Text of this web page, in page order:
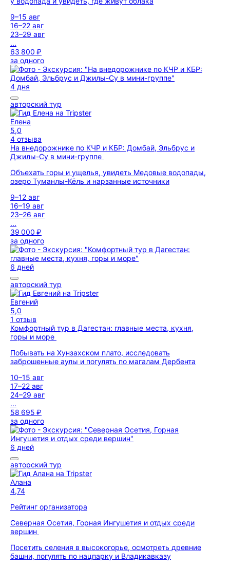
9–15 авг
16–22 авг
23–29 авг
...
63 800 ₽
за одного
4 дня
авторский тур
Елена
5,0
4 отзыва
На внедорожнике по КЧР и КБР: Домбай, Эльбрус и
Джилы-Су в мини-группе
Объехать горы и ущелья, увидеть Медовые водопады,
озеро Туманлы-Кёль и нарзанные источники
9–12 авг
16–19 авг
23–26 авг
...
39 000 ₽
за одного
6 дней
авторский тур
Евгений
5,0
1 отзыв
Комфортный тур в Дагестан: главные места, кухня,
горы и море
Побывать на Хунзахском плато, исследовать
заброшенные аулы и погулять по магалам Дербента
10–15 авг
17–22 авг
24–29 авг
...
58 695 ₽
за одного
6 дней
авторский тур
Алана
4,74
Рейтинг организатора
Северная Осетия, Горная Ингушетия и отдых среди
вершин
Посетить селения в высокогорье, осмотреть древние
башни, погулять по нацпарку и Владикавказу